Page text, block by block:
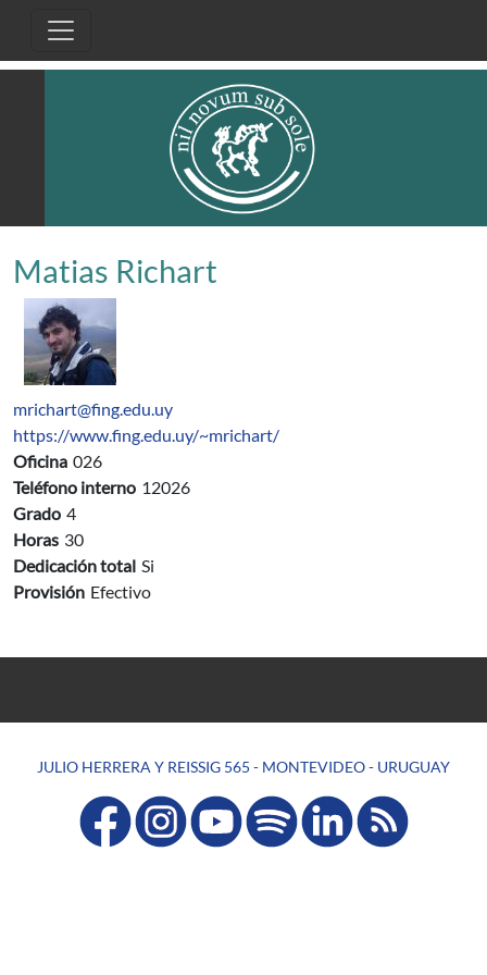
Matias Richart
mrichart@fing.edu.uy
https://www.fing.edu.uy/~mrichart/
Oficina 026
Teléfono interno 12026
Grado 4
Horas 30
Dedicación total Si
Provisión Efectivo
JULIO HERRERA Y REISSIG 565 - MONTEVIDEO - URUGUAY